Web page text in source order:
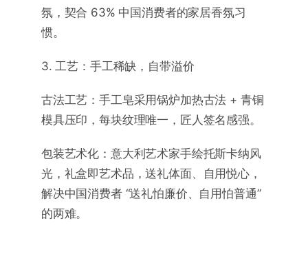
氛，契合 63% 中国消费者的家居香氛习
惯。
3. 工艺：手工稀缺，自带溢价
古法工艺：手工皂采用锅炉加热古法 + 青铜
模具压印，每块纹理唯一，匠人签名感强。
包装艺术化：意大利艺术家手绘托斯卡纳风
光，礼盒即艺术品，送礼体面、自用悦心，
解决中国消费者 “送礼怕廉价、自用怕普通”
的两难。